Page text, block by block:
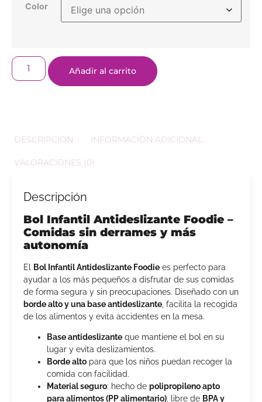
Color
Añadir al carrito
DESCRIPCIÓN INFORMACIÓN ADICIONAL
VALORACIONES (0)
Descripción
Bol Infantil Antideslizante Foodie –
Comidas sin derrames y más
autonomía
El Bol Infantil Antideslizante Foodie es perfecto para
ayudar a los más pequeños a disfrutar de sus comidas
de forma segura y sin preocupaciones. Diseñado con un
borde alto y una base antideslizante , facilita la recogida
de los alimentos y evita accidentes en la mesa.
Base antideslizante que mantiene el bol en su
lugar y evita deslizamientos.
Borde alto para que los niños puedan recoger la
comida con facilidad.
Material seguro: hecho de polipropileno apto
para alimentos (PP alimentario), libre de BPA y